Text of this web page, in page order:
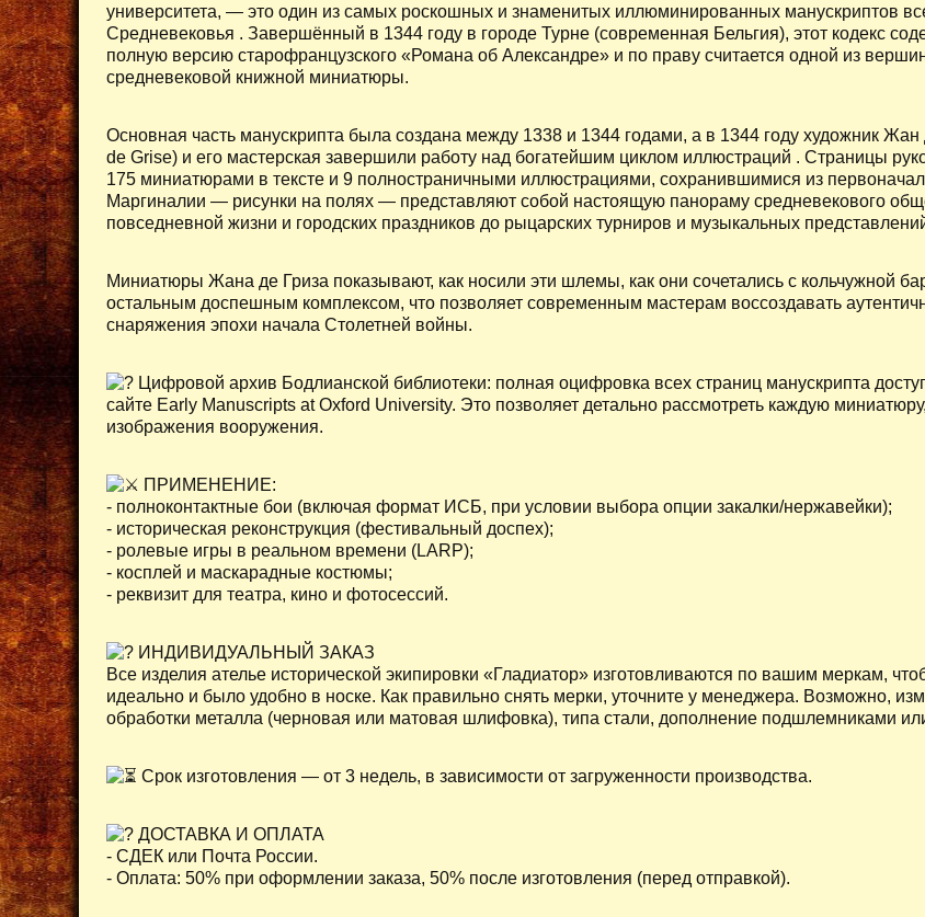
университета, — это один из самых роскошных и знаменитых иллюминированных манускриптов
Средневековья . Завершённый в 1344 году в городе Турне (современная Бельгия), этот кодекс
полную версию старофранцузского «Романа об Александре» и по праву считается одной из
средневековой книжной миниатюры.
Основная часть манускрипта была создана между 1338 и 1344 годами, а в 1344 году художник Жан
de Grise) и его мастерская завершили работу над богатейшим циклом иллюстраций . Страницы
175 миниатюрами в тексте и 9 полностраничными иллюстрациями, сохранившимися из
Маргиналии — рисунки на полях — представляют собой настоящую панораму средневекового
повседневной жизни и городских праздников до рыцарских турниров и музыкальных
Миниатюры Жана де Гриза показывают, как носили эти шлемы, как они сочетались с кольчужной
остальным доспешным комплексом, что позволяет современным мастерам воссоздавать
снаряжения эпохи начала Столетней войны.
Цифровой архив Бодлианской библиотеки: полная оцифровка всех страниц манускрипта
сайте Early Manuscripts at Oxford University. Это позволяет детально рассмотреть каждую
изображения вооружения.
ПРИМЕНЕНИЕ:
- полноконтактные бои (включая формат ИСБ, при условии выбора опции закалки/нержавейки);
- историческая реконструкция (фестивальный доспех);
- ролевые игры в реальном времени (LARP);
- косплей и маскарадные костюмы;
- реквизит для театра, кино и фотосессий.
ИНДИВИДУАЛЬНЫЙ ЗАКАЗ
Все изделия ателье исторической экипировки «Гладиатор» изготовливаются по вашим меркам,
идеально и было удобно в носке. Как правильно снять мерки, уточните у менеджера. Возможно,
обработки металла (черновая или матовая шлифовка), типа стали, дополнение подшлемниками
Срок изготовления — от 3 недель, в зависимости от загруженности производства.
ДОСТАВКА И ОПЛАТА
- СДЕК или Почта России.
- Оплата: 50% при оформлении заказа, 50% после изготовления (перед отправкой).